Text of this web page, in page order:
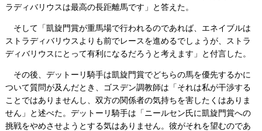
ラディバリウスは最高の長距離馬です」と答えた。
そして「凱旋門賞が重馬場で行われるのであれば、エネイブルは
ストラディバリウスよりも前でレースを進めるでしょうが、ストラ
ディバリウスにとって有利になるだろうと考えます」と付言した。
その後、デットーリ騎手は凱旋門賞でどちらの馬を優先するかに
ついて質問が及んだとき、ゴスデン調教師は「それは私が干渉する
ことではありませんし、双方の関係者の気持ちを害したくはありま
せん」と述べた。デットーリ騎手は「ニールセン氏に凱旋門賞への
挑戦をやめさせようとする気はありません。彼がそれを望むのであ